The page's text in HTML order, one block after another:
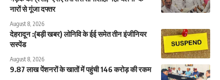
नारों से गूंजा दफ्तर
August 8, 2026
देहरादून :(बड़ी खबर) लोनिवि के ईई समेत तीन इंजीनियर
सस्पेंड
August 8, 2026
9.87 लाख पेंशनरों के खातों में पहुंची 146 करोड़ की रकम